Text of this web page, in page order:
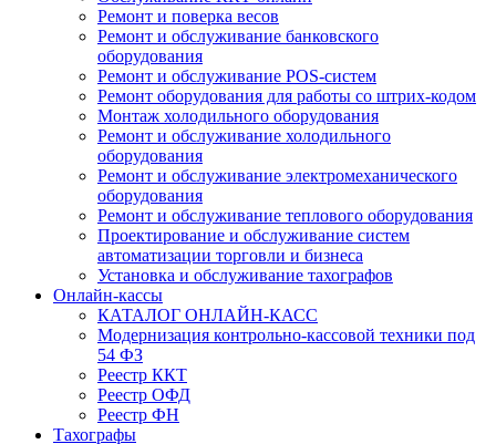
Ремонт и поверка весов
Ремонт и обслуживание банковского
оборудования
Ремонт и обслуживание POS-систем
Ремонт оборудования для работы со штрих-кодом
Монтаж холодильного оборудования
Ремонт и обслуживание холодильного
оборудования
Ремонт и обслуживание электромеханического
оборудования
Ремонт и обслуживание теплового оборудования
Проектирование и обслуживание систем
автоматизации торговли и бизнеса
Установка и обслуживание тахографов
Онлайн-кассы
КАТАЛОГ ОНЛАЙН-КАСС
Модернизация контрольно-кассовой техники под
54 ФЗ
Реестр ККТ
Реестр ОФД
Реестр ФН
Тахографы